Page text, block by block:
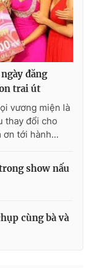
đăng
trai út
vương miện là
thay đổi cho
tới hành...
show nấu
cùng bà và